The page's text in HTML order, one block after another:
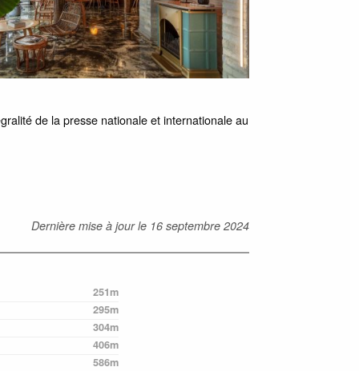
de la presse nationale et internationale au
Dernière mise à jour le 16 septembre 2024
251m
295m
304m
406m
586m